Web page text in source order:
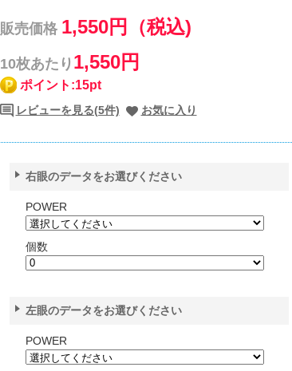
販売価格 1,550円（税込)
10枚あたり 1,550円
ポイント:15pt
レビューを見る(5件) お気に入り
右眼のデータをお選びください
POWER
個数
左眼のデータをお選びください
POWER